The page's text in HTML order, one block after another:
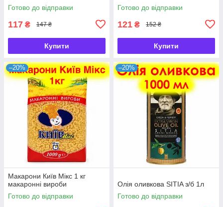
Готово до відправки
117 ₴ 147 ₴
Купити
Готово до відправки
121 ₴ 152 ₴
Купити
–20%
Макарони Київ Мікс 1 кг
макаронні вироби
Готово до відправки
–20%
Олія оливкова SITIA з/б 1л
Готово до відправки